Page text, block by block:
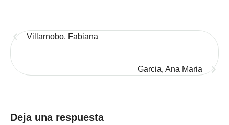
Villarnobo, Fabiana
Garcia, Ana Maria
Deja una respuesta